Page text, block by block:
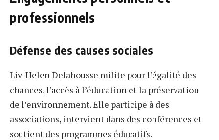
professionnels
Défense des causes sociales
Liv-Helen Delahousse milite pour l’égalité des
chances, l’accès à l’éducation et la préservation
de l’environnement. Elle participe à des
associations, intervient dans des conférences et
soutient des programmes éducatifs.